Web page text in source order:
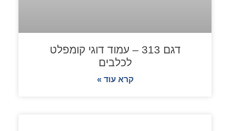
דגם 313 – עמוד דוגי קומפלט
לכלבים
קרא עוד »